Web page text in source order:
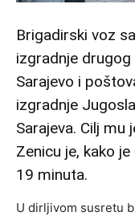
Brigadirski voz
izgradnje
Sarajevo i
izgradnje
Sarajeva. Cilj mu
Zenicu je, kako
19 minuta.
U dirljivom susretu